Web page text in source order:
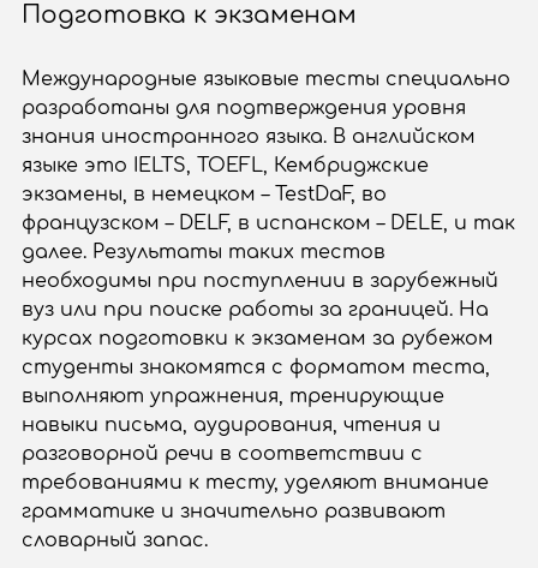
Подготовка к экзаменам
Международные языковые тесты специально
разработаны для подтверждения уровня
знания иностранного языка. В английском
языке это IELTS, TOEFL, Кембриджские
экзамены, в немецком – TestDaF, во
французском – DELF, в испанском – DELE, и так
далее. Результаты таких тестов
необходимы при поступлении в зарубежный
вуз или при поиске работы за границей. На
курсах подготовки к экзаменам за рубежом
студенты знакомятся с форматом теста,
выполняют упражнения, тренирующие
навыки письма, аудирования, чтения и
разговорной речи в соответствии с
требованиями к тесту, уделяют внимание
грамматике и значительно развивают
словарный запас.